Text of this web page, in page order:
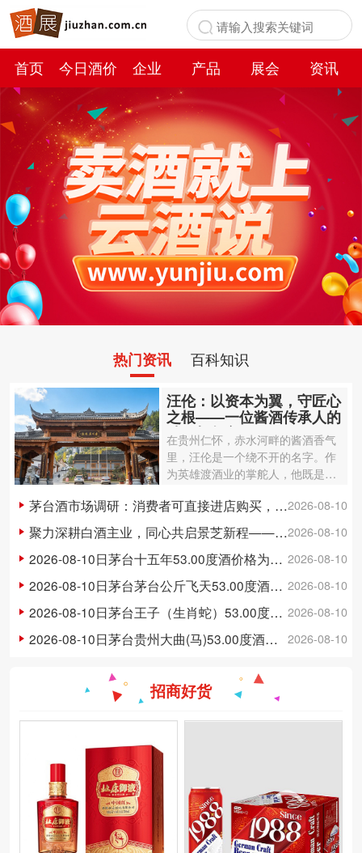
首页 今日酒价 企业 产品 展会
资讯
百科
热门资讯 百科知识
汪伦：以资本为翼，守匠心
之根——一位酱酒传承人的
破局与坚守
在贵州仁怀，赤水河畔的酱酒香气
里，汪伦是一个绕不开的名字。作
为英雄渡酒业的掌舵人，他既是明
传承人，也是中国首家白酒银行的
创立者。从祖传烧坊到百亿产值企
业，从…
2026-08-10
茅台酒市场调研：消费者可直接进店购买，门店反馈货源充足
2026-08-10
聚力深耕白酒主业，同心共启景芝新程——景芝白酒2026经销商大会暨新品发布会圆满落幕
2026-08-10
2026-08-10日茅台十五年53.00度酒价格为4,135一瓶，上涨 10元
2026-08-10
2026-08-10日茅台茅台公斤飞天53.00度酒价格为3,270一瓶，上涨 20元
2026-08-10
2026-08-10日茅台王子（生肖蛇）53.00度酒价格为370一瓶，上涨 3元
2026-08-10
2026-08-10日茅台贵州大曲(马)53.00度酒价格为1,060一瓶，下跌 10元
招商好货